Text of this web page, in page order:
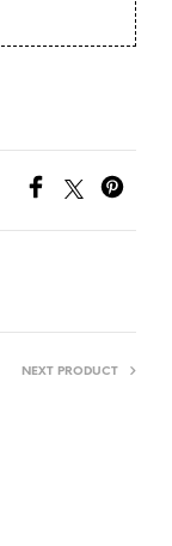
NEXT PRODUCT